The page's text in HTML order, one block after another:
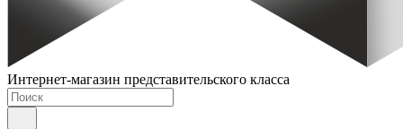
Интернет-магазин представительского класса